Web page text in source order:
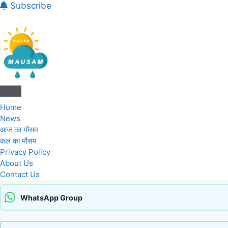
Subscribe
Aaj Ka Mausam | आज का मौसम | कल का
Home
News
आज का मौसम
कल का मौसम
Privacy Policy
About Us
Contact Us
WhatsApp Group